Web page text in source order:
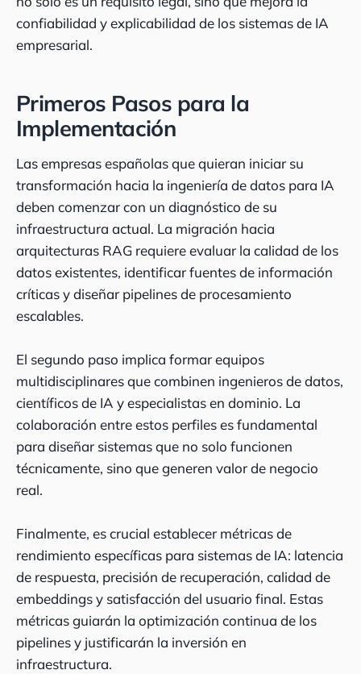
confiabilidad y explicabilidad de los sistemas de IA
empresarial.
Primeros Pasos para la
Implementación
Las empresas españolas que quieran iniciar su
transformación hacia la ingeniería de datos para IA
deben comenzar con un diagnóstico de su
infraestructura actual. La migración hacia
arquitecturas RAG requiere evaluar la calidad de los
datos existentes, identificar fuentes de información
críticas y diseñar pipelines de procesamiento
escalables.
El segundo paso implica formar equipos
multidisciplinares que combinen ingenieros de datos,
científicos de IA y especialistas en dominio. La
colaboración entre estos perfiles es fundamental
para diseñar sistemas que no solo funcionen
técnicamente, sino que generen valor de negocio
real.
Finalmente, es crucial establecer métricas de
rendimiento específicas para sistemas de IA: latencia
de respuesta, precisión de recuperación, calidad de
embeddings y satisfacción del usuario final. Estas
métricas guiarán la optimización continua de los
pipelines y justificarán la inversión en
infraestructura.